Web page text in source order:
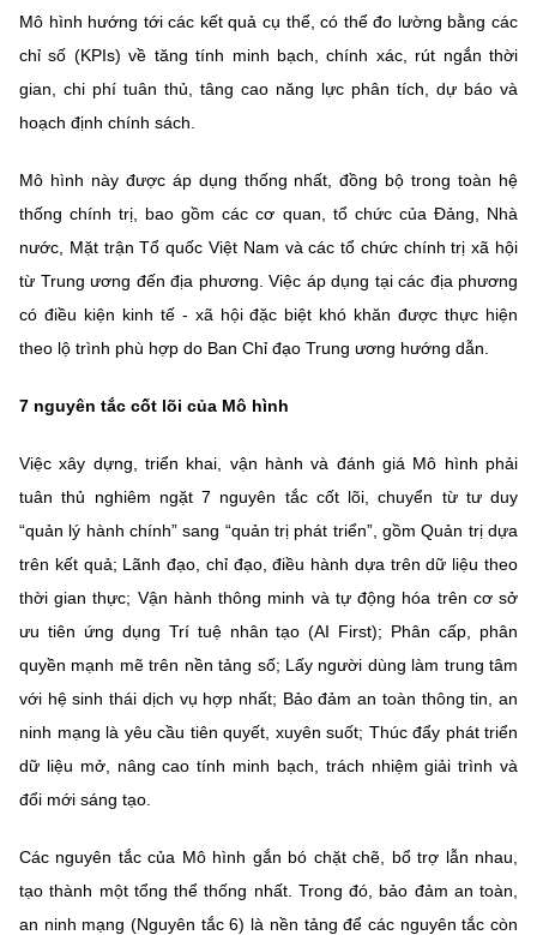
Điện thoại: 024 3936 9506
stc@mst.gov.vn
©2026 Bản quyền thuộc Bộ Khoa Học và Công Nghệ
(Ghi rõ nguồn "https://mst.gov.vn" khi phát hành lại thông tin từ
website này)
Mô hình hướng tới các kết quả cụ thể, có thể đo lường bằng các
chỉ số (KPIs) về tăng tính minh bạch, chính xác, rút ngắn thời
gian, chi phí tuân thủ, tâng cao năng lực phân tích, dự báo và
hoạch định chính sách.
Mô hình này được áp dụng thống nhất, đồng bộ trong toàn hệ
thống chính trị, bao gồm các cơ quan, tổ chức của Đảng, Nhà
nước, Mặt trận Tổ quốc Việt Nam và các tổ chức chính trị xã hội
từ Trung ương đến địa phương. Việc áp dụng tại các địa phương
có điều kiện kinh tế - xã hội đặc biệt khó khăn được thực hiện
theo lộ trình phù hợp do Ban Chỉ đạo Trung ương hướng dẫn.
7 nguyên tắc cốt lõi của Mô hình
Việc xây dựng, triển khai, vận hành và đánh giá Mô hình phải
tuân thủ nghiêm ngặt 7 nguyên tắc cốt lõi, chuyển từ tư duy
“quản lý hành chính” sang “quản trị phát triển”, gồm Quản trị dựa
trên kết quả; Lãnh đạo, chỉ đạo, điều hành dựa trên dữ liệu theo
thời gian thực; Vận hành thông minh và tự động hóa trên cơ sở
ưu tiên ứng dụng Trí tuệ nhân tạo (AI First); Phân cấp, phân
quyền mạnh mẽ trên nền tảng số; Lấy người dùng làm trung tâm
với hệ sinh thái dịch vụ hợp nhất; Bảo đảm an toàn thông tin, an
ninh mạng là yêu cầu tiên quyết, xuyên suốt; Thúc đẩy phát triển
dữ liệu mở, nâng cao tính minh bạch, trách nhiệm giải trình và
đổi mới sáng tạo.
Các nguyên tắc của Mô hình gắn bó chặt chẽ, bổ trợ lẫn nhau,
tạo thành một tổng thể thống nhất. Trong đó, bảo đảm an toàn,
an ninh mạng (Nguyên tắc 6) là nền tảng để các nguyên tắc còn